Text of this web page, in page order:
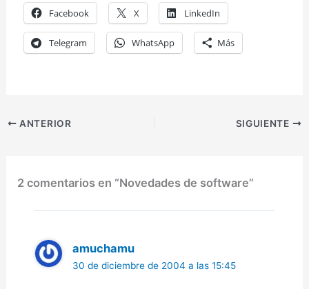
Facebook X LinkedIn
Telegram WhatsApp Más
ANTERIOR SIGUIENTE
2 comentarios en “Novedades de software”
amuchamu
30 de diciembre de 2004 a las 15:45